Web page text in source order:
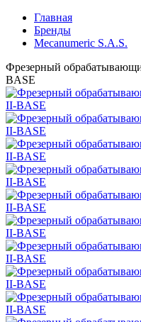
Главная
Бренды
Mecanumeric S.A.S.
Фрезерный
BASE